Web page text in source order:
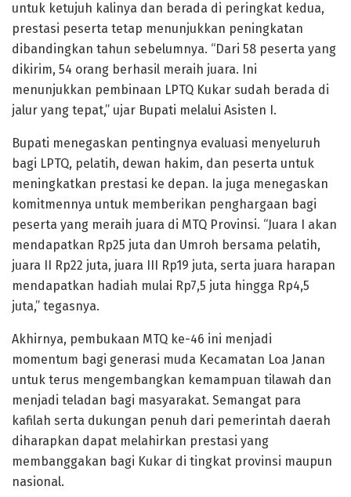
untuk ketujuh kalinya dan berada di peringkat kedua,
prestasi peserta tetap menunjukkan peningkatan
dibandingkan tahun sebelumnya. “Dari 58 peserta yang
dikirim, 54 orang berhasil meraih juara. Ini
menunjukkan pembinaan LPTQ Kukar sudah berada di
jalur yang tepat,” ujar Bupati melalui Asisten I.
Bupati menegaskan pentingnya evaluasi menyeluruh
bagi LPTQ, pelatih, dewan hakim, dan peserta untuk
meningkatkan prestasi ke depan. Ia juga menegaskan
komitmennya untuk memberikan penghargaan bagi
peserta yang meraih juara di MTQ Provinsi. “Juara I akan
mendapatkan Rp25 juta dan Umroh bersama pelatih,
juara II Rp22 juta, juara III Rp19 juta, serta juara harapan
mendapatkan hadiah mulai Rp7,5 juta hingga Rp4,5
juta,” tegasnya.
Akhirnya, pembukaan MTQ ke-46 ini menjadi
momentum bagi generasi muda Kecamatan Loa Janan
untuk terus mengembangkan kemampuan tilawah dan
menjadi teladan bagi masyarakat. Semangat para
kafilah serta dukungan penuh dari pemerintah daerah
diharapkan dapat melahirkan prestasi yang
membanggakan bagi Kukar di tingkat provinsi maupun
nasional.